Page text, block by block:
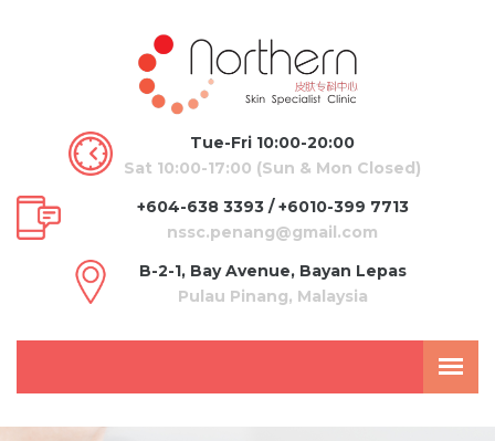
Tue-Fri 10:00-20:00
Sat 10:00-17:00 (Sun & Mon Closed)
+604-638 3393 / +6010-399 7713
nssc.penang@gmail.com
B-2-1, Bay Avenue, Bayan Lepas
Pulau Pinang, Malaysia